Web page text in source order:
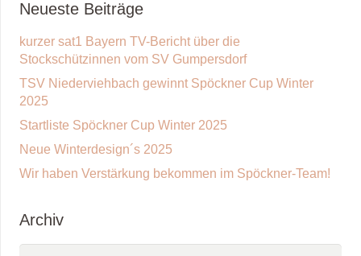
Neueste Beiträge
kurzer sat1 Bayern TV-Bericht über die
Stockschützinnen vom SV Gumpersdorf
TSV Niederviehbach gewinnt Spöckner Cup Winter
2025
Startliste Spöckner Cup Winter 2025
Neue Winterdesign´s 2025
Wir haben Verstärkung bekommen im Spöckner-Team!
Archiv